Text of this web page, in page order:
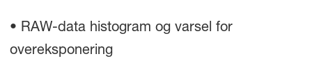
• RAW-data histogram og varsel for
overeksponering